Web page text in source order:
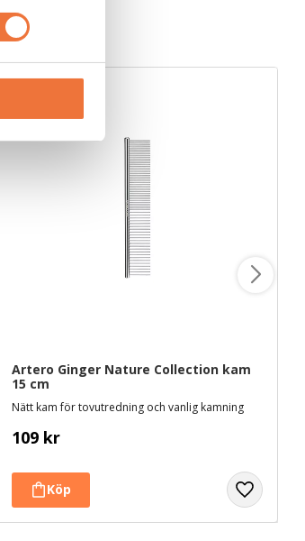
Artero Ginger Nature Collection kam
15 cm
Nätt kam för tovutredning och vanlig kamning
109 kr